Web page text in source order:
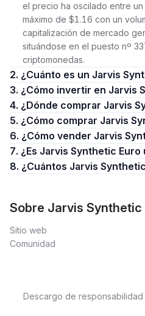
el precio ha oscilado entre
máximo de $1.16 con un
capitalización de mercado
situándose en el puesto nº
criptomonedas.
2. ¿Cuánto es un Jarvis
3. ¿Cómo invertir en Jarvis
4. ¿Dónde comprar Jarvis
5. ¿Cómo comprar Jarvis
6. ¿Cómo vender Jarvis
7. ¿Es Jarvis Synthetic
8. ¿Cuántos Jarvis
Sobre Jarvis Synthetic
Sitio web
Comunidad
Descargo de responsabilidad